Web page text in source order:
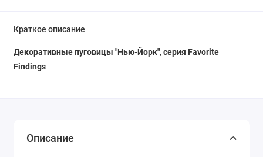
Краткое описание
Декоративные пуговицы "Нью-Йорк", серия Favorite
Findings
Описание